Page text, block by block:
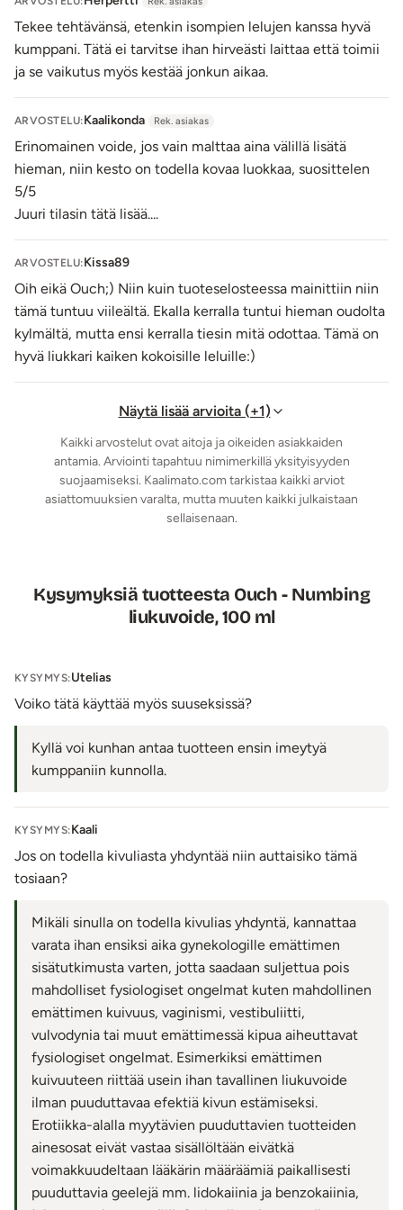
Lähetyksen paino: ~ 0.5 kg
Tuotteen vaikutus on yksilöllinen.
Tekee tehtävänsä, etenkin isompien lelujen kanssa hyvä
kumppani. Tätä ei tarvitse ihan hirveästi laittaa että toimii
ja se vaikutus myös kestää jonkun aikaa.
ARVOSTELU:Kaalikonda Rek. asiakas
Erinomainen voide, jos vain malttaa aina välillä lisätä
hieman, niin kesto on todella kovaa luokkaa, suosittelen
5/5
Juuri tilasin tätä lisää....
ARVOSTELU:Kissa89
Oih eikä Ouch;) Niin kuin tuoteselosteessa mainittiin niin
tämä tuntuu viileältä. Ekalla kerralla tuntui hieman oudolta
kylmältä, mutta ensi kerralla tiesin mitä odottaa. Tämä on
hyvä liukkari kaiken kokoisille leluille:)
Näytä lisää arvioita (+1)
Kaikki arvostelut ovat aitoja ja oikeiden asiakkaiden
antamia. Arviointi tapahtuu nimimerkillä yksityisyyden
suojaamiseksi. Kaalimato.com tarkistaa kaikki arviot
asiattomuuksien varalta, mutta muuten kaikki julkaistaan
sellaisenaan.
Kysymyksiä tuotteesta Ouch - Numbing
liukuvoide, 100 ml
KYSYMYS:Utelias
Voiko tätä käyttää myös suuseksissä?
Kyllä voi kunhan antaa tuotteen ensin imeytyä
kumppaniin kunnolla.
KYSYMYS:Kaali
Jos on todella kivuliasta yhdyntää niin auttaisiko tämä
tosiaan?
Mikäli sinulla on todella kivulias yhdyntä, kannattaa
varata ihan ensiksi aika gynekologille emättimen
sisätutkimusta varten, jotta saadaan suljettua pois
mahdolliset fysiologiset ongelmat kuten mahdollinen
emättimen kuivuus, vaginismi, vestibuliitti,
vulvodynia tai muut emättimessä kipua aiheuttavat
fysiologiset ongelmat. Esimerkiksi emättimen
kuivuuteen riittää usein ihan tavallinen liukuvoide
ilman puuduttavaa efektiä kivun estämiseksi.
Erotiikka-alalla myytävien puuduttavien tuotteiden
ainesosat eivät vastaa sisällöltään eivätkä
voimakkuudeltaan lääkärin määräämiä paikallisesti
puuduttavia geelejä mm. lidokaiinia ja benzokaiinia,